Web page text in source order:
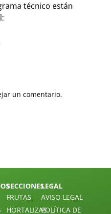
técnico están
un comentario.
SECCIONES
FRUTAS
HORTALIZAS
LEGAL
AVISO LEGAL
POLÍTICA DE